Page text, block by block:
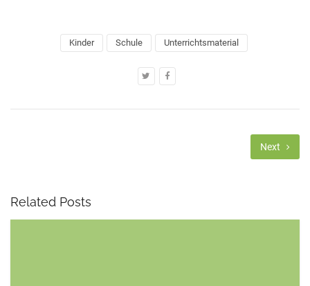
Kinder Schule Unterrichtsmaterial
Next
Related Posts